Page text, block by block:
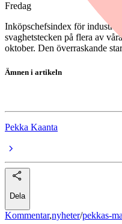
Fredag
Inköpschefsindex för
svaghetstecken på flera av
oktober. Den överraskande
Ämnen i artikeln
Pekka Kaanta
Dela
Kommentar,nyheter/pekkas-